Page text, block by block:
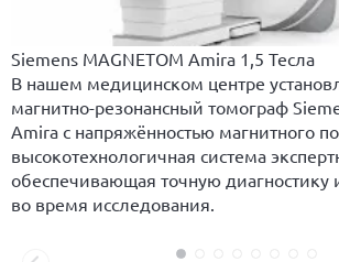
Siemens MAGNETOM Amira 1,5 Тесла
В нашем медицинском центре
магнитно-резонансный томограф
Amira с напряжённостью магнитного
высокотехнологичная система
обеспечивающая точную диагностику
во время исследования.